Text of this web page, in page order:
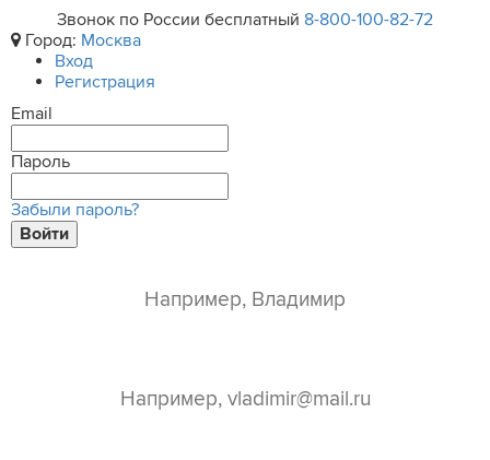
Звонок по России бесплатный 8-800-100-82-72
Город: Москва
Вход
Регистрация
Email
Пароль
Забыли пароль?
Войти